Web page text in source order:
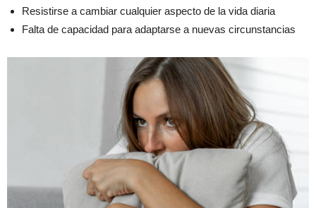
Resistirse a cambiar cualquier aspecto de la vida diaria
Falta de capacidad para adaptarse a nuevas circunstancias